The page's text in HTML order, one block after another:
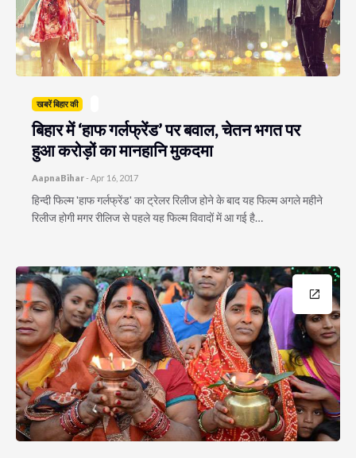
खबरें बिहार की
बिहार में ‘हाफ गर्लफ्रेंड’ पर बवाल, चेतन भगत पर
हुआ करोड़ों का मानहानि मुकदमा
AapnaBihar- Apr 16, 2017
हिन्दी फिल्म 'हाफ गर्लफ्रेंड' का ट्रेलर रिलीज होने के बाद यह फिल्म अगले महीने
रिलीज होगी मगर रीलिज से पहले यह फिल्म विवादों में आ गई है…